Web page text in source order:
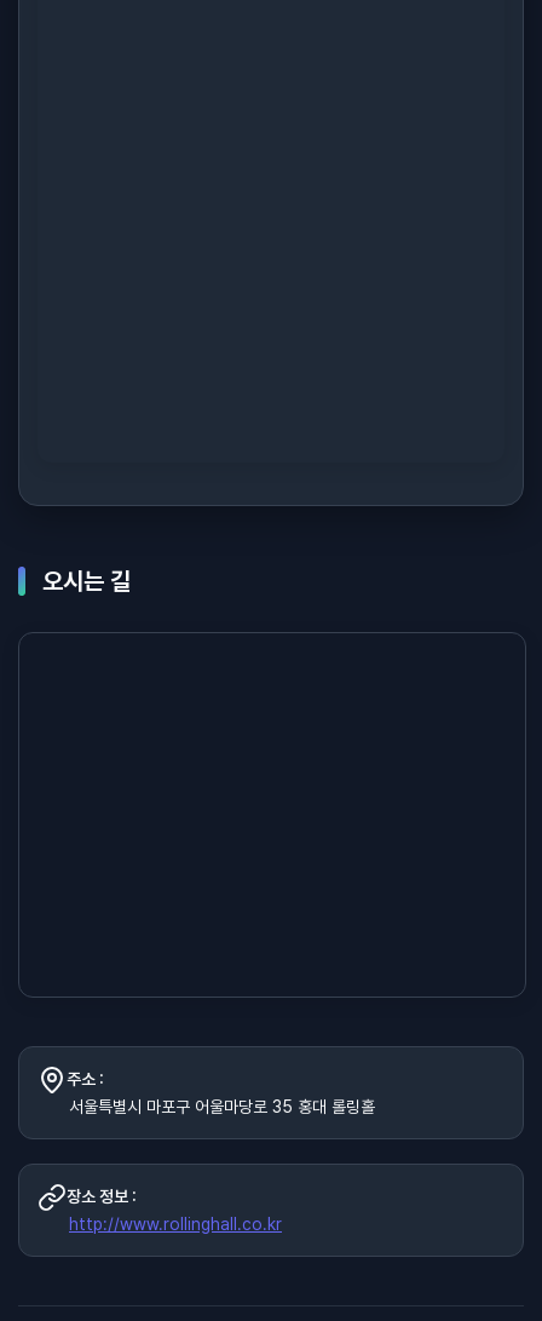
오시는 길
주소 :
서울특별시 마포구 어울마당로 35 홍대 롤링홀
장소 정보 :
http://www.rollinghall.co.kr